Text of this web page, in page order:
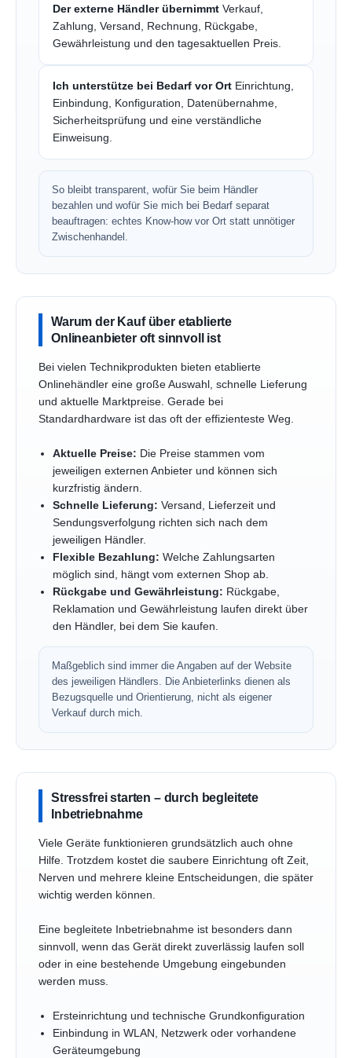
Der externe Händler übernimmt Verkauf,
Zahlung, Versand, Rechnung, Rückgabe,
Gewährleistung und den tagesaktuellen Preis.
Ich unterstütze bei Bedarf vor Ort Einrichtung,
Einbindung, Konfiguration, Datenübernahme,
Sicherheitsprüfung und eine verständliche
Einweisung.
So bleibt transparent, wofür Sie beim Händler
bezahlen und wofür Sie mich bei Bedarf separat
beauftragen: echtes Know-how vor Ort statt unnötiger
Zwischenhandel.
Warum der Kauf über etablierte
Onlineanbieter oft sinnvoll ist
Bei vielen Technikprodukten bieten etablierte
Onlinehändler eine große Auswahl, schnelle Lieferung
und aktuelle Marktpreise. Gerade bei
Standardhardware ist das oft der effizienteste Weg.
Aktuelle Preise: Die Preise stammen vom
jeweiligen externen Anbieter und können sich
kurzfristig ändern.
Schnelle Lieferung: Versand, Lieferzeit und
Sendungsverfolgung richten sich nach dem
jeweiligen Händler.
Flexible Bezahlung: Welche Zahlungsarten
möglich sind, hängt vom externen Shop ab.
Rückgabe und Gewährleistung: Rückgabe,
Reklamation und Gewährleistung laufen direkt über
den Händler, bei dem Sie kaufen.
Maßgeblich sind immer die Angaben auf der Website
des jeweiligen Händlers. Die Anbieterlinks dienen als
Bezugsquelle und Orientierung, nicht als eigener
Verkauf durch mich.
Stressfrei starten – durch begleitete
Inbetriebnahme
Viele Geräte funktionieren grundsätzlich auch ohne
Hilfe. Trotzdem kostet die saubere Einrichtung oft Zeit,
Nerven und mehrere kleine Entscheidungen, die später
wichtig werden können.
Eine begleitete Inbetriebnahme ist besonders dann
sinnvoll, wenn das Gerät direkt zuverlässig laufen soll
oder in eine bestehende Umgebung eingebunden
werden muss.
Ersteinrichtung und technische Grundkonfiguration
Einbindung in WLAN, Netzwerk oder vorhandene
Geräteumgebung